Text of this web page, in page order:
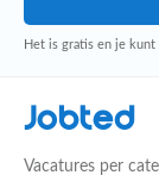
Het is gratis en je
Jobted
Vacatures per